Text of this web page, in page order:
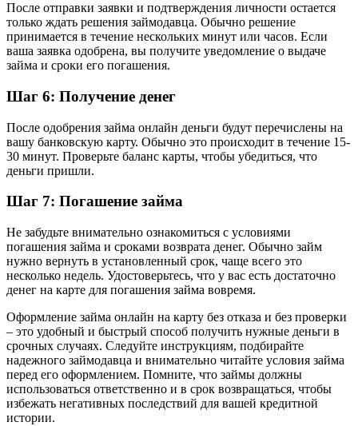
После отправки заявки и подтверждения личности остается
только ждать решения займодавца. Обычно решение
принимается в течение нескольких минут или часов. Если
ваша заявка одобрена, вы получите уведомление о выдаче
займа и сроки его погашения.
Шаг 6: Получение денег
После одобрения займа онлайн деньги будут перечислены на
вашу банковскую карту. Обычно это происходит в течение 15-
30 минут. Проверьте баланс карты, чтобы убедиться, что
деньги пришли.
Шаг 7: Погашение займа
Не забудьте внимательно ознакомиться с условиями
погашения займа и сроками возврата денег. Обычно займ
нужно вернуть в установленный срок, чаще всего это
несколько недель. Удостоверьтесь, что у вас есть достаточно
денег на карте для погашения займа вовремя.
Оформление займа онлайн на карту без отказа и без проверки
– это удобный и быстрый способ получить нужные деньги в
срочных случаях. Следуйте инструкциям, подбирайте
надежного займодавца и внимательно читайте условия займа
перед его оформлением. Помните, что займы должны
использоваться ответственно и в срок возвращаться, чтобы
избежать негативных последствий для вашей кредитной
истории.